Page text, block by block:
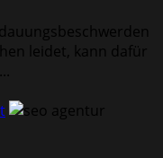
leidet, kann dafür